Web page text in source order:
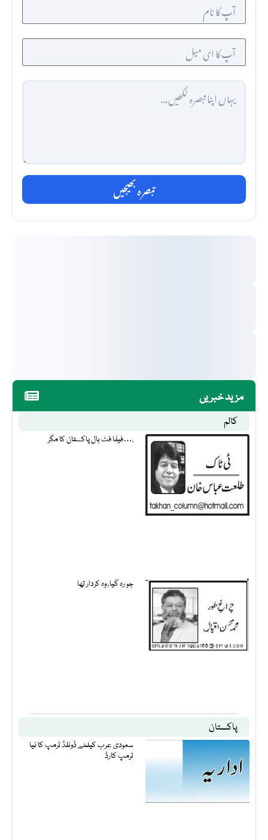
مزید خبریں
کالم
فیفا فٹ بال پاکستان کا مگر….
جو رہ گیا، وہ کردار تھا
پاکستان
سعودی عرب کیلئے ڈونلڈ ٹرمپ کا نیا
ٹرمپ کارڈ
تبصرہ بھیجیں